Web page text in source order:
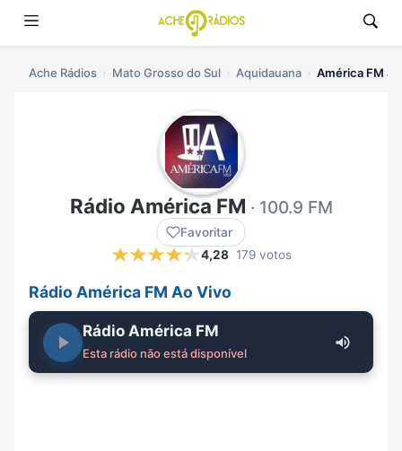
Ache Rádios Mato Grosso do Sul Aquidauana América FM
Rádio América FM · 100.9 FM
Favoritar
4,28 179 votos
Rádio América FM Ao Vivo
Rádio América FM
Esta rádio não está disponível